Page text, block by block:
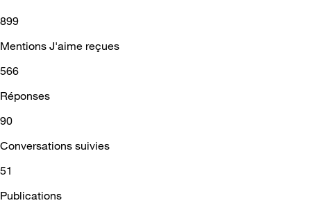
899
Mentions J'aime reçues
566
Réponses
90
Conversations suivies
51
Publications